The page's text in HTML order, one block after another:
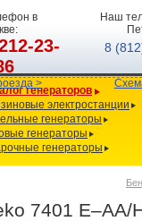
в
23-
>
Наш
8
генераторов
электростанции
генераторы
генераторы
генераторы
7401 E–AA/